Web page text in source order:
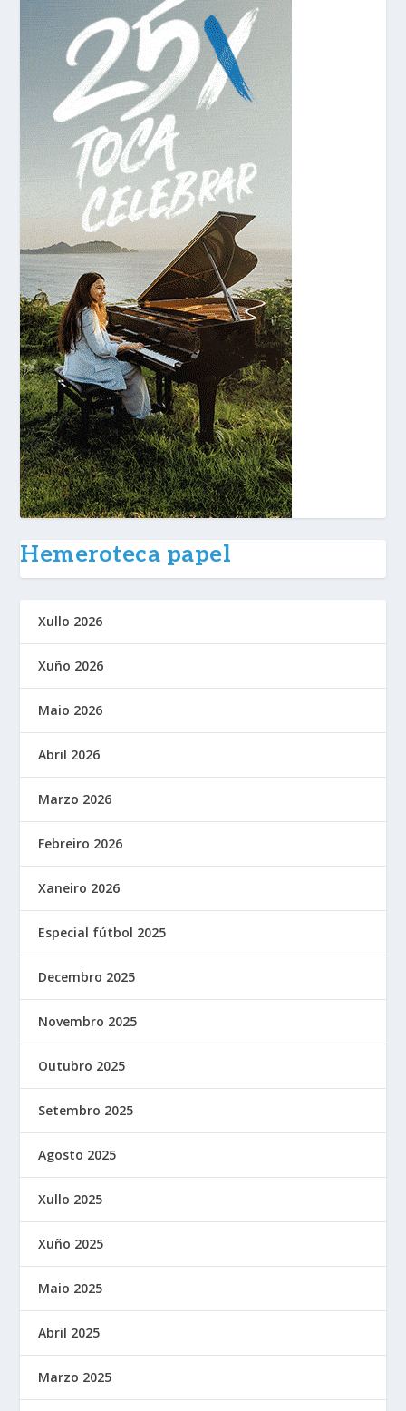
Hemeroteca papel
Xullo 2026
Xuño 2026
Maio 2026
Abril 2026
Marzo 2026
Febreiro 2026
Xaneiro 2026
Especial fútbol 2025
Decembro 2025
Novembro 2025
Outubro 2025
Setembro 2025
Agosto 2025
Xullo 2025
Xuño 2025
Maio 2025
Abril 2025
Marzo 2025